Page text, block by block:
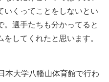
いくってことをしないとい
。選手たちも分かってると
してくれたと思います。
本大学八幡山体育館で行わ